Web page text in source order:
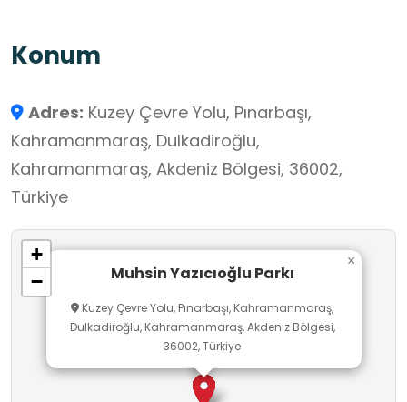
Aileler için güvenli ve keyifli bir dinlenme alanı
Konum
Adres: Kuzey Çevre Yolu, Pınarbaşı,
Kahramanmaraş, Dulkadiroğlu,
Kahramanmaraş, Akdeniz Bölgesi, 36002,
Türkiye
Muhsin Yazıcıoğlu Parkı
Kuzey Çevre Yolu, Pınarbaşı, Kahramanmaraş,
Dulkadiroğlu, Kahramanmaraş, Akdeniz Bölgesi,
36002, Türkiye
×
+
−